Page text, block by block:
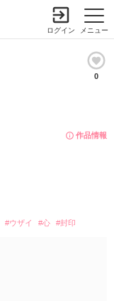
メニュー
ログイン
0
作品情報
#ウザイ #心 #封印